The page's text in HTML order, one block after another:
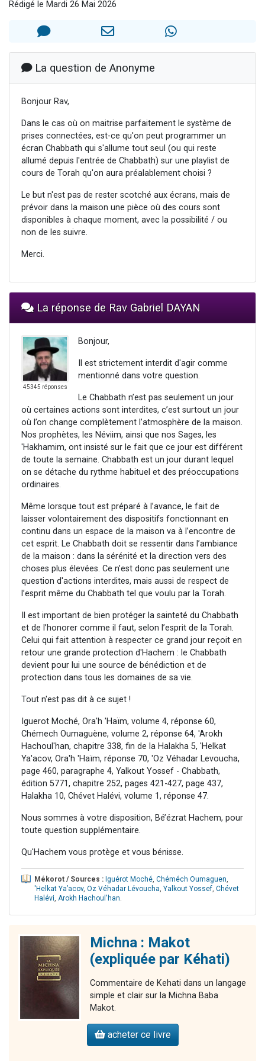
Il reste 49 places pour étudier en groupe sur Zoom
Nathaniel vient de donner son Maasser
4 personnes viennent de nous rejoindre sur WhatsApp
Rédigé le Mardi 26 Mai 2026
La question de Anonyme
Bonjour Rav,
Dans le cas où on maitrise parfaitement le système de
prises connectées, est-ce qu'on peut programmer un
écran Chabbath qui s'allume tout seul (ou qui reste
allumé depuis l'entrée de Chabbath) sur une playlist de
cours de Torah qu'on aura préalablement choisi ?
Le but n'est pas de rester scotché aux écrans, mais de
prévoir dans la maison une pièce où des cours sont
disponibles à chaque moment, avec la possibilité / ou
non de les suivre.
Merci.
La réponse de Rav Gabriel DAYAN
45345 réponses
Bonjour,
Il est strictement interdit d'agir comme
mentionné dans votre question.
Le Chabbath n’est pas seulement un jour
où certaines actions sont interdites, c’est surtout un jour
où l’on change complètement l’atmosphère de la maison.
Nos prophètes, les Néviim, ainsi que nos Sages, les
'Hakhamim, ont insisté sur le fait que ce jour est différent
de toute la semaine. Chabbath est un jour durant lequel
on se détache du rythme habituel et des préoccupations
ordinaires.
Même lorsque tout est préparé à l’avance, le fait de
laisser volontairement des dispositifs fonctionnant en
continu dans un espace de la maison va à l’encontre de
cet esprit. Le Chabbath doit se ressentir dans l’ambiance
de la maison : dans la sérénité et la direction vers des
choses plus élevées. Ce n’est donc pas seulement une
question d'actions interdites, mais aussi de respect de
l’esprit même du Chabbath tel que voulu par la Torah.
Il est important de bien protéger la sainteté du Chabbath
et de l’honorer comme il faut, selon l’esprit de la Torah.
Celui qui fait attention à respecter ce grand jour reçoit en
retour une grande protection d'Hachem : le Chabbath
devient pour lui une source de bénédiction et de
protection dans tous les domaines de sa vie.
Tout n'est pas dit à ce sujet !
Iguerot Moché, Ora'h 'Haïm, volume 4, réponse 60,
Chémech Oumaguène, volume 2, réponse 64, 'Arokh
Hachoul'han, chapitre 338, fin de la Halakha 5, 'Helkat
Ya'acov, Ora'h 'Haïm, réponse 70, 'Oz Véhadar Levoucha,
page 460, paragraphe 4, Yalkout Yossef - Chabbath,
édition 5771, chapitre 252, pages 421-427, page 437,
Halakha 10, Chévet Halévi, volume 1, réponse 47.
Nous sommes à votre disposition, Bé’ézrat Hachem, pour
toute question supplémentaire.
Qu'Hachem vous protège et vous bénisse.
Mékorot / Sources : Iguérot Moché, Chéméch Oumaguen,
'Helkat Ya’acov, Oz Véhadar Lévoucha, Yalkout Yossef, Chévet
Halévi, Arokh Hachoul'han.
Michna : Makot
(expliquée par Kéhati)
Commentaire de Kehati dans un langage
simple et clair sur la Michna Baba
Makot.
acheter ce livre